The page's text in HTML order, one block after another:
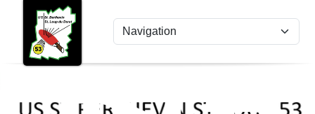
Panneau de gestion des cookies